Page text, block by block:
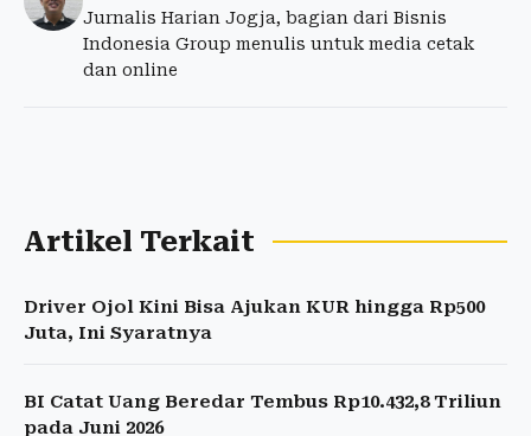
Jurnalis Harian Jogja, bagian dari Bisnis
Indonesia Group menulis untuk media cetak
dan online
Artikel Terkait
Driver Ojol Kini Bisa Ajukan KUR hingga Rp500
Juta, Ini Syaratnya
BI Catat Uang Beredar Tembus Rp10.432,8 Triliun
pada Juni 2026